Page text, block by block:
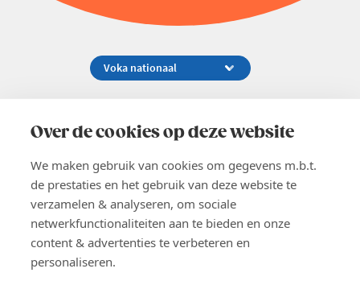
Over de cookies op deze website
We maken gebruik van cookies om gegevens m.b.t.
de prestaties en het gebruik van deze website te
verzamelen & analyseren, om sociale
netwerkfunctionaliteiten aan te bieden en onze
content & advertenties te verbeteren en
personaliseren.
02 229 81 11
EN